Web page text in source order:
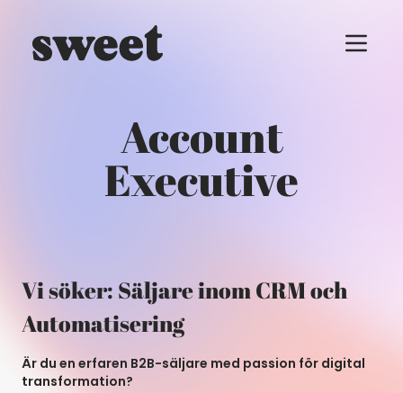
Menu
Account
Executive
Vi söker: Säljare inom CRM och
Automatisering
Är du en erfaren B2B-säljare med passion för digital
transformation?